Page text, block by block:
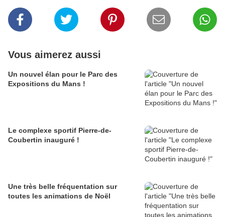
Vous aimerez aussi
Un nouvel élan pour le Parc des
Expositions du Mans !
Le complexe sportif Pierre-de-
Coubertin inauguré !
Une très belle fréquentation sur
toutes les animations de Noël